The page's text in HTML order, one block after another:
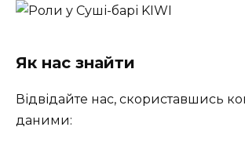
Як нас знайти
Відвідайте нас, скориставшись
даними: